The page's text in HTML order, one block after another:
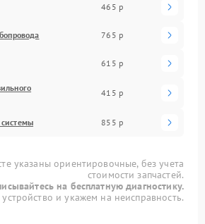
465 р
765 р
615 р
415 р
855 р
указаны ориентировочные, без учета
стоимости запчастей.
на бесплатную диагностику.
и укажем на неисправность.